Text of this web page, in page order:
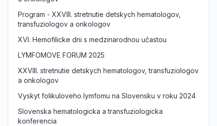
Program - XXVIII. stretnutie detskych hematologov,
transfuziologov a onkologov
XVI. Hemofilicke dni s medzinarodnou učastou
LYMFOMOVE FORUM 2025
XXVIII. stretnutie detskych hematologov, transfuziologov
a onkologov
Vyskyt folikuloveho lymfomu na Slovensku v roku 2024
Slovenska hematologicka a transfuziologicka
konferencia